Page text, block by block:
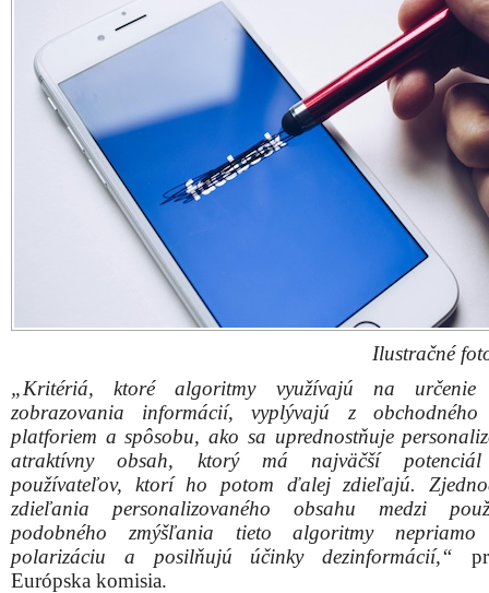
Ilustračné
„Kritériá, ktoré algoritmy využívajú na určenie
zobrazovania informácií, vyplývajú z obchodného
platforiem a spôsobu, ako sa uprednostňuje
atraktívny obsah, ktorý má najväčší
používateľov, ktorí ho potom ďalej zdieľajú.
zdieľania personalizovaného obsahu medzi
podobného zmýšľania tieto algoritmy nepriamo
polarizáciu a posilňujú účinky dezinformácií,“
Európska komisia.